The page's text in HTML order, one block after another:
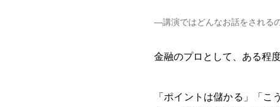
―講演ではどんなお話をされる
金融のプロとして、ある程
「ポイントは儲かる」「